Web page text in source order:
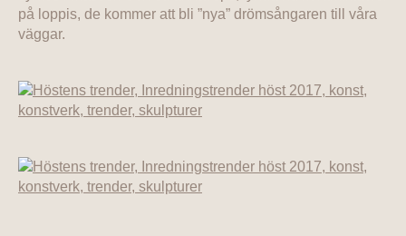
på loppis, de kommer att bli ”nya” drömsångaren till våra
väggar.